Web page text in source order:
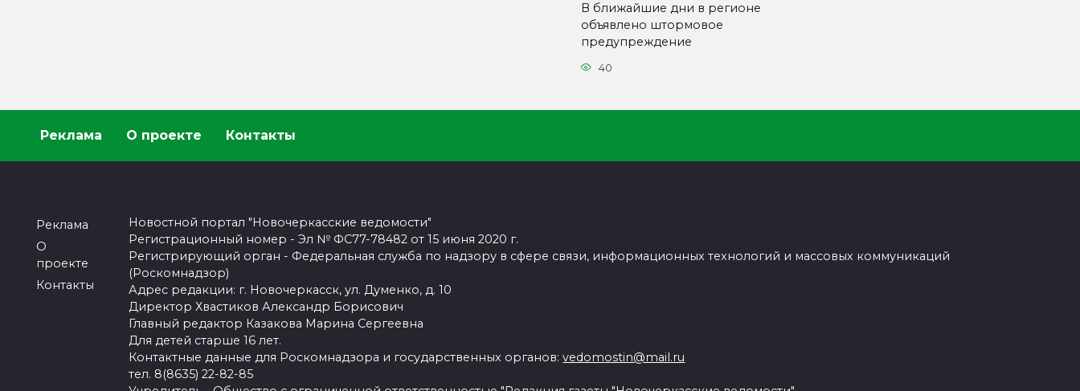
В ближайшие дни в регионе
объявлено штормовое
предупреждение
40
Реклама О проекте Контакты
Реклама
О
проекте
Контакты
Новостной портал "Новочеркасские ведомости"
Регистрационный номер - Эл № ФС77-78482 от 15 июня 2020 г.
Регистрирующий орган - Федеральная служба по надзору в сфере связи, информационных технологий и массовых коммуникаций
(Роскомнадзор)
Адрес редакции: г. Новочеркасск, ул. Думенко, д. 10
Директор Хвастиков Александр Борисович
Главный редактор Казакова Марина Сергеевна
Для детей старше 16 лет.
Контактные данные для Роскомнадзора и государственных органов:vedomostin@mail.ru
тел. 8(8635) 22-82-85